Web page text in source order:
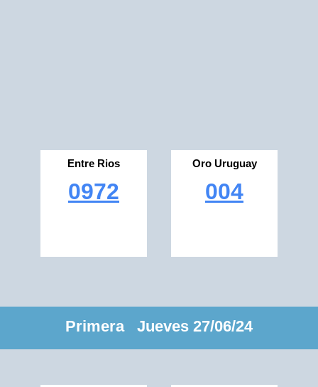
Entre Rios
0972
Oro Uruguay
004
Primera Jueves 27/06/24